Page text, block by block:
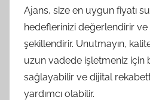
Ajans, size en uygun fiyatı
hedeflerinizi değerlendirir
şekillendirir. Unutmayın,
uzun vadede işletmeniz için
sağlayabilir ve dijital
yardımcı olabilir.